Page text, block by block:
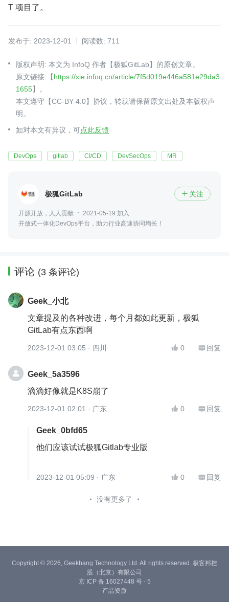
T 项目了。
发布于: 2023-12-01 阅读数: 711
版权声明: 本文为 InfoQ 作者【极狐GitLab】的原创文章。
原文链接:【https://xie.infoq.cn/article/7f5d019e446a581e29da3
1655】。
本文遵守【CC-BY 4.0】协议，转载请保留原文出处及本版权声
明。
如对本文有异议，可点此反馈
DevOps gitlab CI/CD DevSecOps MR
极狐GitLab  关注
开源开放，人人贡献
2021-05-19 加入
开放式一体化DevOps平台，助力行业高速协同增长！
评论 (3 条评论)
Geek_小北
文章提及的各种改进，每个月都如此更新，极狐
GitLab有点东西啊
2023-12-01 03:05 · 四川  0  回复
Geek_5a3596
滴滴好像就是K8S崩了
2023-12-01 02:01 · 广东  0  回复
Geek_0bfd65
他们应该试试极狐Gitlab专业版
2023-12-01 05:09 · 广东  0  回复
没有更多了
Copyright © 2026, Geekbang Technology Ltd. All rights reserved. 极客邦控
股（北京）有限公司
京 ICP 备 16027448 号 - 5
产品资质